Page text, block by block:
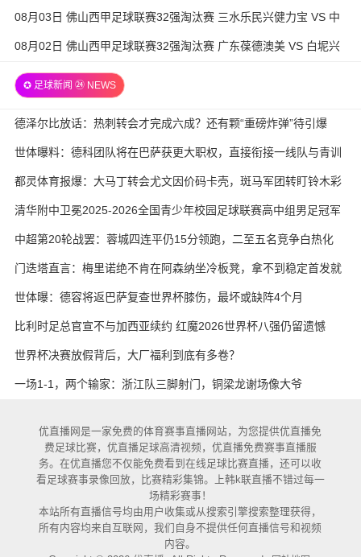
模 全场录像
08月03日 佛山西甲足球联赛32强淘汰赛 三水乐民兴健力宝 VS 中
国澳门澳科精英 全场录像
08月02日 佛山西甲足球联赛32强淘汰赛 广东葆德澳美 VS 白坭兴
✪ 足球新闻 ㉔ NEWS
德泽尔比放话：热刺转会才完成六成？还有颗“重磅炸弹”待引爆
世体曝料：德科团队将在巴萨获更大职权，直接衔接一线队与青训
都灵体育报爆：大马丁转会尤文因价码卡壳，斑马军团转盯铃木彩
艳与维卡里奥
清华附中卫冕2025-2026全国青少年校园足球联赛高中组男足冠军
中超第20轮战罢：蓉城四连平仍15分领跑，二至五名竞争白热化
门迭塔直言：梅里诺绝不肯在阿森纳坐冷板凳，拿不到稳定首发就
考虑另寻出路
世体曝：德容将返巴萨复查世界杯膝伤，最坏或缺阵4个月
比利时足总官宣不与加西亚续约 红魔2026世界杯八强仍留遗憾
世界杯决赛放假背后，大厂福利到底有多卷？
一场1-1，两个输家：浙江队三脚射门，铜梁龙谢场像大爷
优直播网是一家免费的体育赛事直播网站，为您提供优直播免
费足球比赛，优直播足球高清视频，优直播免费赛事直播服
务。在优直播您不仅能免费看到在线足球比赛直播，还可以收
看足球赛事录像回放，比赛精彩集锦。上韩k联直播不错过每一
场精彩赛事！
本站所有直播信号均由用户收集或从搜索引擎搜索整理获得，
所有内容均来自互联网，我们自身不提供任何直播信号和视频
内容。